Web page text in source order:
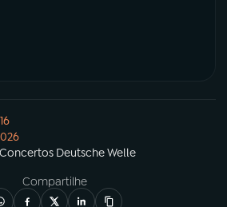
Concertos Deutsche Welle
Compartilhe